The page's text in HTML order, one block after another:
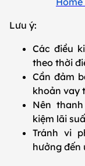
Lưu ý:
Các điều
theo thời
Cần đảm
khoản vay
Nên
kiệm lãi
Tránh vi
hưởng đến